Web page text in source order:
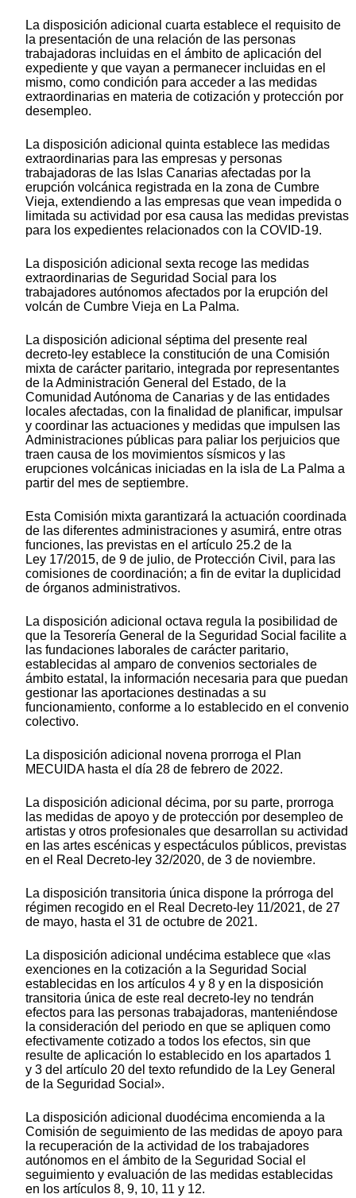
La disposición adicional cuarta establece el requisito de
la presentación de una relación de las personas
trabajadoras incluidas en el ámbito de aplicación del
expediente y que vayan a permanecer incluidas en el
mismo, como condición para acceder a las medidas
extraordinarias en materia de cotización y protección por
desempleo.
La disposición adicional quinta establece las medidas
extraordinarias para las empresas y personas
trabajadoras de las Islas Canarias afectadas por la
erupción volcánica registrada en la zona de Cumbre
Vieja, extendiendo a las empresas que vean impedida o
limitada su actividad por esa causa las medidas previstas
para los expedientes relacionados con la COVID-19.
La disposición adicional sexta recoge las medidas
extraordinarias de Seguridad Social para los
trabajadores autónomos afectados por la erupción del
volcán de Cumbre Vieja en La Palma.
La disposición adicional séptima del presente real
decreto-ley establece la constitución de una Comisión
mixta de carácter paritario, integrada por representantes
de la Administración General del Estado, de la
Comunidad Autónoma de Canarias y de las entidades
locales afectadas, con la finalidad de planificar, impulsar
y coordinar las actuaciones y medidas que impulsen las
Administraciones públicas para paliar los perjuicios que
traen causa de los movimientos sísmicos y las
erupciones volcánicas iniciadas en la isla de La Palma a
partir del mes de septiembre.
Esta Comisión mixta garantizará la actuación coordinada
de las diferentes administraciones y asumirá, entre otras
funciones, las previstas en el artículo 25.2 de la
Ley 17/2015, de 9 de julio, de Protección Civil, para las
comisiones de coordinación; a fin de evitar la duplicidad
de órganos administrativos.
La disposición adicional octava regula la posibilidad de
que la Tesorería General de la Seguridad Social facilite a
las fundaciones laborales de carácter paritario,
establecidas al amparo de convenios sectoriales de
ámbito estatal, la información necesaria para que puedan
gestionar las aportaciones destinadas a su
funcionamiento, conforme a lo establecido en el convenio
colectivo.
La disposición adicional novena prorroga el Plan
MECUIDA hasta el día 28 de febrero de 2022.
La disposición adicional décima, por su parte, prorroga
las medidas de apoyo y de protección por desempleo de
artistas y otros profesionales que desarrollan su actividad
en las artes escénicas y espectáculos públicos, previstas
en el Real Decreto-ley 32/2020, de 3 de noviembre.
La disposición transitoria única dispone la prórroga del
régimen recogido en el Real Decreto-ley 11/2021, de 27
de mayo, hasta el 31 de octubre de 2021.
La disposición adicional undécima establece que «las
exenciones en la cotización a la Seguridad Social
establecidas en los artículos 4 y 8 y en la disposición
transitoria única de este real decreto-ley no tendrán
efectos para las personas trabajadoras, manteniéndose
la consideración del periodo en que se apliquen como
efectivamente cotizado a todos los efectos, sin que
resulte de aplicación lo establecido en los apartados 1
y 3 del artículo 20 del texto refundido de la Ley General
de la Seguridad Social».
La disposición adicional duodécima encomienda a la
Comisión de seguimiento de las medidas de apoyo para
la recuperación de la actividad de los trabajadores
autónomos en el ámbito de la Seguridad Social el
seguimiento y evaluación de las medidas establecidas
en los artículos 8, 9, 10, 11 y 12.